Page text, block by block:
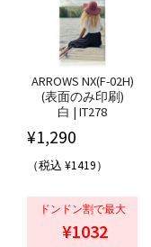
ARROWS NX(F-02H)
(表面のみ印刷)
白 | IT278
¥1,290
（税込 ¥1419）
ドンドン割で最大
¥1032